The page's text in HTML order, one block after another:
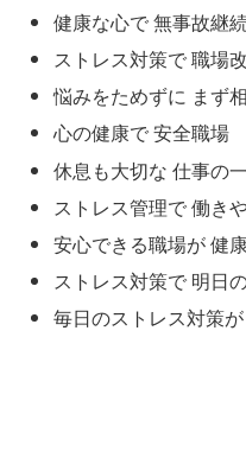
健康な心で 無事故継
ストレス対策で 職場
悩みをためずに まず
心の健康で 安全職場
休息も大切な 仕事の
ストレス管理で 働き
安心できる職場が 健
ストレス対策で 明日
毎日のストレス対策